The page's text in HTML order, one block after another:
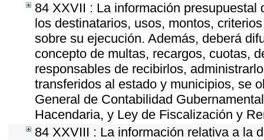
84 XXVII : La información
los destinatarios, usos, montos,
sobre su ejecución. Además, deberá
concepto de multas, recargos, cuotas,
responsables de recibirlos,
transferidos al estado y municipios, se
General de Contabilidad
Hacendaria, y Ley de Fiscalización y
84 XXVIII : La información relativa a la